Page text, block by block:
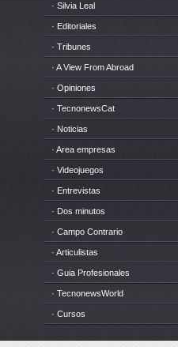
· Silvia Leal
· Editoriales
· Tribunes
· A View From Abroad
· Opiniones
· TecnonewsCat
· Noticias
· Area empresas
· Videojuegos
· Entrevistas
· Dos minutos
· Campo Contrario
· Articulistas
· Guia Profesionales
· TecnonewsWorld
· Cursos